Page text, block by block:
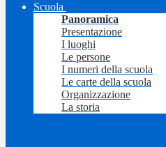
Scuola
Panoramica
Presentazione
I luoghi
Le persone
I numeri della scuola
Le carte della scuola
Organizzazione
La storia